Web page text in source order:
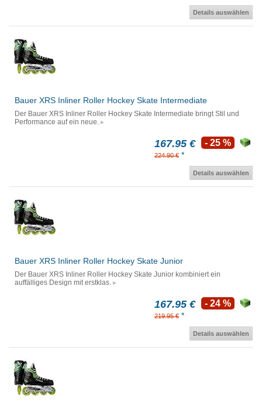
Details auswählen
Bauer XRS Inliner Roller Hockey Skate Intermediate
Der Bauer XRS Inliner Roller Hockey Skate Intermediate bringt Stil und
Performance auf ein neue.
167.95 €
224.90 € *
- 25 %
Details auswählen
Bauer XRS Inliner Roller Hockey Skate Junior
Der Bauer XRS Inliner Roller Hockey Skate Junior kombiniert ein
auffälliges Design mit erstklas.
167.95 €
219.95 € *
- 24 %
Details auswählen